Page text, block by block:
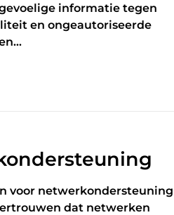
informatie tegen
en ongeautoriseerde
voor netwerkondersteuning
dat netwerken